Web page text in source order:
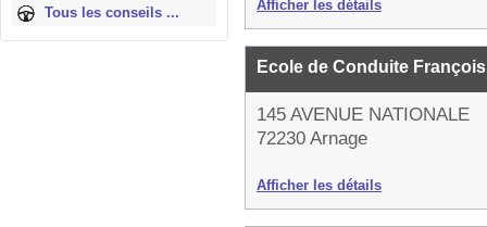
Tous les conseils ...
Afficher les détails
Ecole de Conduite
145 AVENUE NATIONALE
72230 Arnage
Afficher les détails